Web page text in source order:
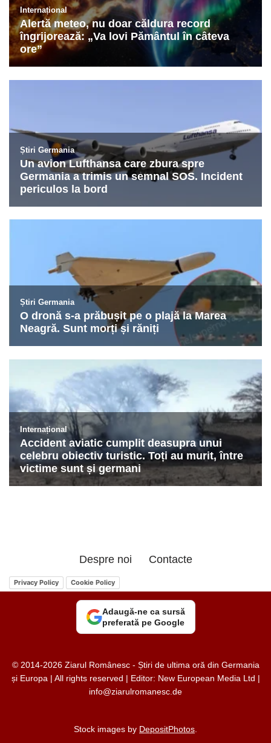
Despre noi Contacte
Privacy Policy Cookie Policy
Adaugă-ne ca sursă
preferată pe Google
© 2014-2026 Ziarul Românesc - Știri de ultima oră din Germania
și Europa | All rights reserved | Editor: New European Media Ltd |
info@ziarulromanesc.de
Stock images by DepositPhotos